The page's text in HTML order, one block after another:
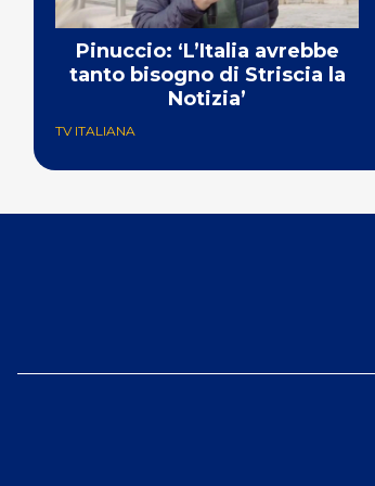
Pinuccio: ‘L’Italia avrebbe
tanto bisogno di Striscia la
Notizia’
TV ITALIANA